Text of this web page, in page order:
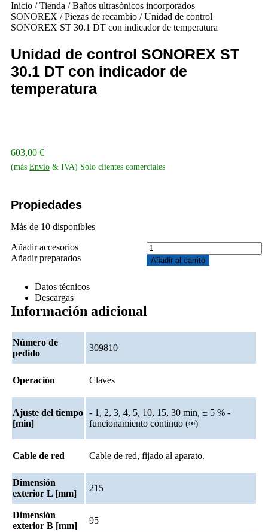
Inicio /Tienda /Baños ultrasónicos incorporados
SONOREX /Piezas de recambio / Unidad de control
SONOREX ST 30.1 DT con indicador de temperatura
Unidad de control SONOREX ST
30.1 DT con indicador de
temperatura
603,00 €
(más Envío & IVA) Sólo clientes comerciales
Propiedades
Más de 10 disponibles
SONOREX
ST
30.1
Añadir al carrito
Añadir accesorios
Añadir preparados
Datos técnicos
Descargas
Información adicional
Número de
pedido
309810
Operación Claves
Ajuste del tiempo
[min]
- 1, 2, 3, 4, 5, 10, 15, 30 min, ± 5 % -
funcionamiento continuo (∞)
Cable de red Cable de red, fijado al aparato.
Dimensión
exterior L [mm]
215
Dimensión
exterior B [mm]
95